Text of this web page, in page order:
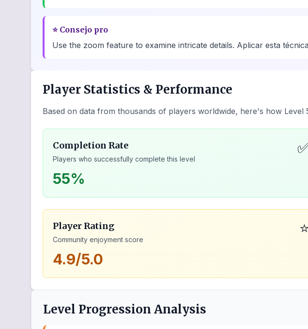
⭐ Consejo pro
Use the zoom feature to examine intricate details. Aplicar esta
Player Statistics & Performance
Based on data from thousands of players worldwide, here's how Level
Completion Rate
Players who successfully complete this level
55%
Player Rating
Community enjoyment score
4.9/5.0
Level Progression Analysis